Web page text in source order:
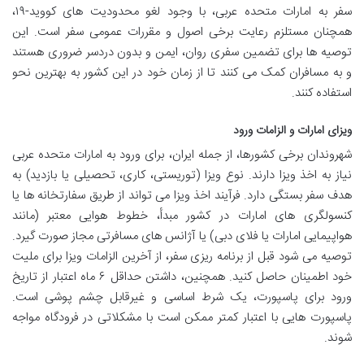
سفر به امارات متحده عربی، با وجود لغو محدودیت های کووید-۱۹،
همچنان مستلزم رعایت برخی اصول و مقررات عمومی سفر است. این
توصیه ها برای تضمین سفری روان، ایمن و بدون دردسر ضروری هستند
و به مسافران کمک می کنند تا از زمان خود در این کشور به بهترین نحو
استفاده کنند.
ویزای امارات و الزامات ورود
شهروندان برخی کشورها، از جمله ایران، برای ورود به امارات متحده عربی
نیاز به اخذ ویزا دارند. نوع ویزا (توریستی، کاری، تحصیلی یا بازدید) به
هدف سفر بستگی دارد. فرآیند اخذ ویزا می تواند از طریق سفارتخانه ها یا
کنسولگری های امارات در کشور مبدأ، خطوط هوایی معتبر (مانند
هواپیمایی امارات یا فلای دبی) یا آژانس های مسافرتی مجاز صورت گیرد.
توصیه می شود قبل از برنامه ریزی سفر، از آخرین الزامات ویزا برای ملیت
خود اطمینان حاصل کنید. همچنین، داشتن حداقل ۶ ماه اعتبار از تاریخ
ورود برای پاسپورت، یک شرط اساسی و غیرقابل چشم پوشی است.
پاسپورت هایی با اعتبار کمتر ممکن است با مشکلاتی در فرودگاه مواجه
شوند.